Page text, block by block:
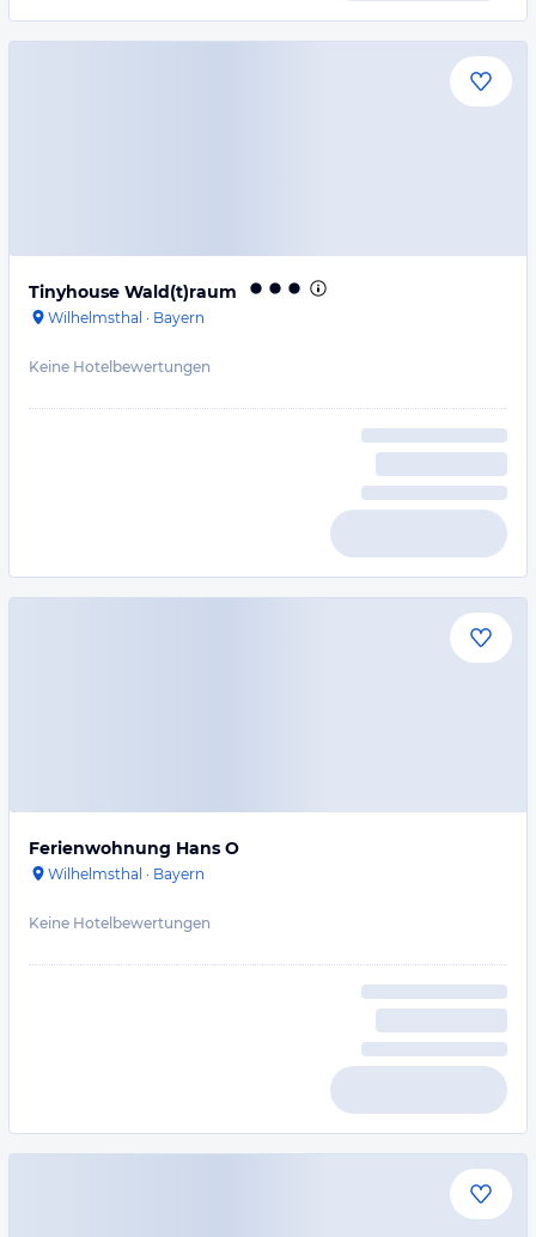
Tinyhouse Wald(t)raum
Wilhelmsthal · Bayern
Keine Hotelbewertungen
Ferienwohnung Hans O
Wilhelmsthal · Bayern
Keine Hotelbewertungen